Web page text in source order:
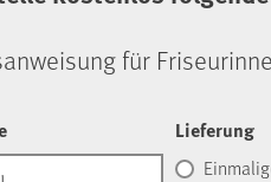
für
Lieferung